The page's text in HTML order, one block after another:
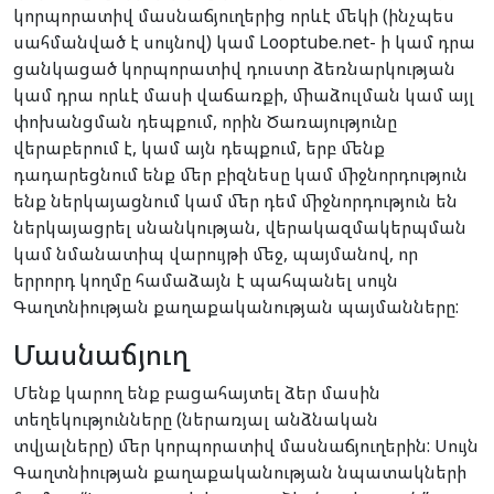
կորպորատիվ մասնաճյուղերից որևէ մեկի (ինչպես
սահմանված է սույնով) կամ Looptube.net- ի կամ դրա
ցանկացած կորպորատիվ դուստր ձեռնարկության
կամ դրա որևէ մասի վաճառքի, միաձուլման կամ այլ
փոխանցման դեպքում, որին Ծառայությունը
վերաբերում է, կամ այն դեպքում, երբ մենք
դադարեցնում ենք մեր բիզնեսը կամ միջնորդություն
ենք ներկայացնում կամ մեր դեմ միջնորդություն են
ներկայացրել սնանկության, վերակազմակերպման
կամ նմանատիպ վարույթի մեջ, պայմանով, որ
երրորդ կողմը համաձայն է պահպանել սույն
Գաղտնիության քաղաքականության պայմանները:
Մասնաճյուղ
Մենք կարող ենք բացահայտել ձեր մասին
տեղեկությունները (ներառյալ անձնական
տվյալները) մեր կորպորատիվ մասնաճյուղերին: Սույն
Գաղտնիության քաղաքականության նպատակների